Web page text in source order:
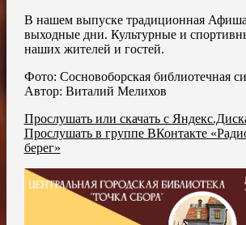
В нашем выпуске традиционная
выходные дни. Культурные и
наших жителей и гостей.
Фото: Сосновоборская библиотечная
Автор: Виталий Мелихов
Прослушать или скачать с
Прослушать в группе ВКонтакте
берег»